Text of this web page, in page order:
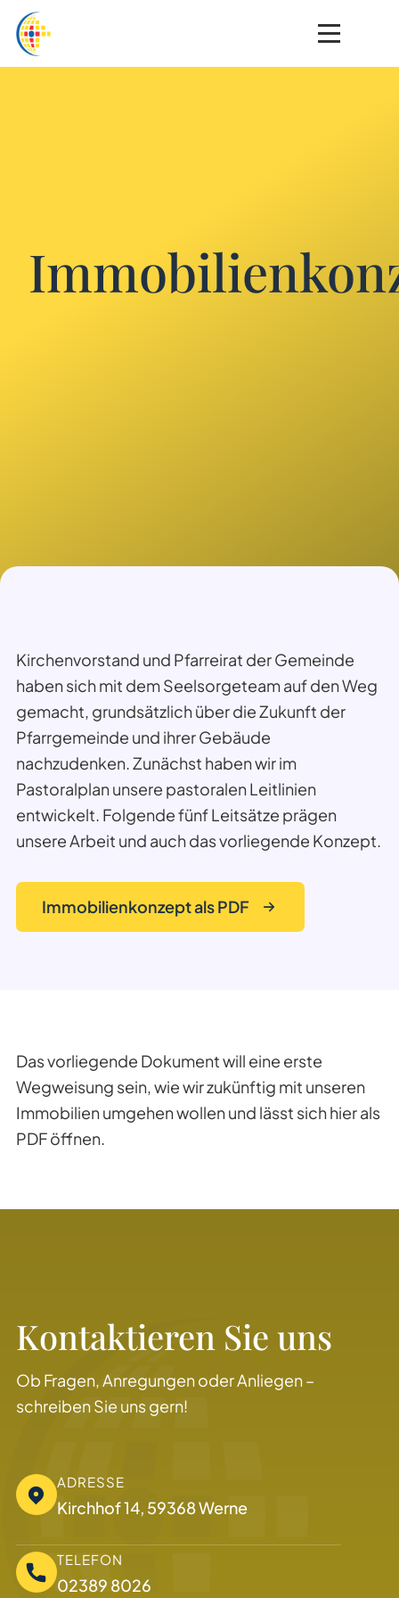
Kirchenvorstand und Pfarreirat der Gemeinde
haben sich mit dem Seelsorgeteam auf den Weg
gemacht, grundsätzlich über die Zukunft der
Pfarrgemeinde und ihrer Gebäude
nachzudenken. Zunächst haben wir im
Pastoralplan unsere pastoralen Leitlinien
entwickelt. Folgende fünf Leitsätze prägen
unsere Arbeit und auch das vorliegende Konzept.
Immobilienkonzept als PDF
Das vorliegende Dokument will eine erste
Wegweisung sein, wie wir zukünftig mit unseren
Immobilien umgehen wollen und lässt sich hier als
PDF öffnen.
Kontaktieren Sie uns
Ob Fragen, Anregungen oder Anliegen –
schreiben Sie uns gern!
ADRESSE
Kirchhof 14, 59368 Werne
TELEFON
02389 8026